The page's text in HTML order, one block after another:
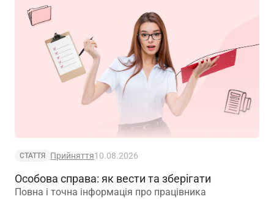
СТАТТЯ Прийняття10.08.2026
Особова справа: як вести та зберігати
Повна і точна інформація про працівника